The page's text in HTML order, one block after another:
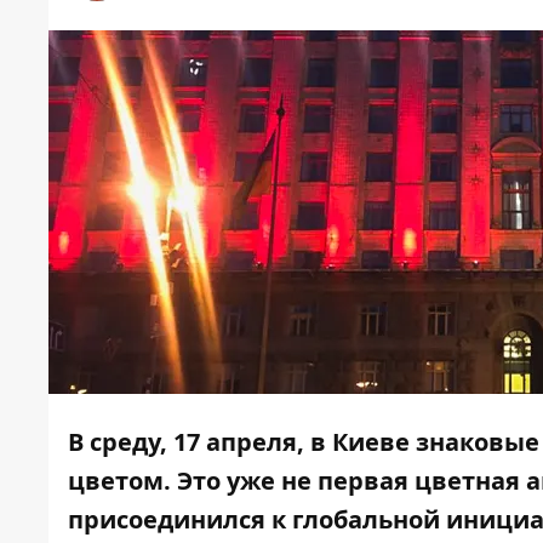
В среду, 17 апреля, в Киеве
цветом. Это уже не первая цветная
присоединился к глобальной